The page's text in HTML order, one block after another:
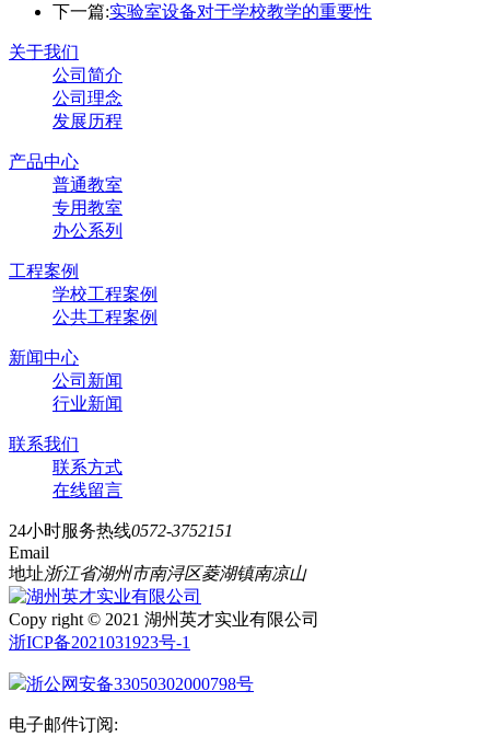
下一篇:实验室设备对于学校教学的重要性
关于我们
公司简介
公司理念
发展历程
产品中心
普通教室
专用教室
办公系列
工程案例
学校工程案例
公共工程案例
新闻中心
公司新闻
行业新闻
联系我们
联系方式
在线留言
24小时服务热线0572-3752151
Email
地址浙江省湖州市南浔区菱湖镇南凉山
Copy right © 2021 湖州英才实业有限公司
浙ICP备2021031923号-1
浙公网安备33050302000798号
电子邮件订阅: